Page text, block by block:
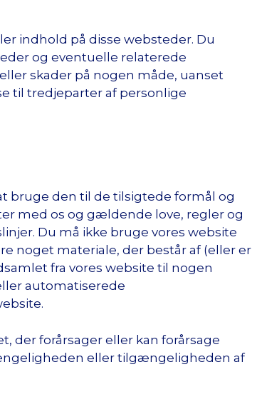
indhold på disse websteder. Du
og eventuelle relaterede
skader på nogen måde, uanset
til tredjeparter af personlige
bruge den til de tilsigtede formål og
med os og gældende love, regler og
Du må ikke bruge vores website
noget materiale, der består af (eller er
fra vores website til nogen
automatiserede
der forårsager eller kan forårsage
eller tilgængeligheden af